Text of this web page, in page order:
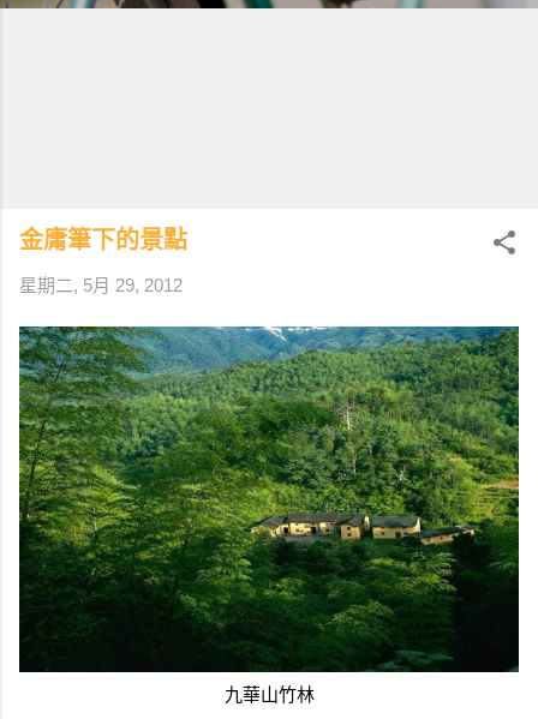
金庸筆下的景點
星期二, 5月 29, 2012
九華山竹林